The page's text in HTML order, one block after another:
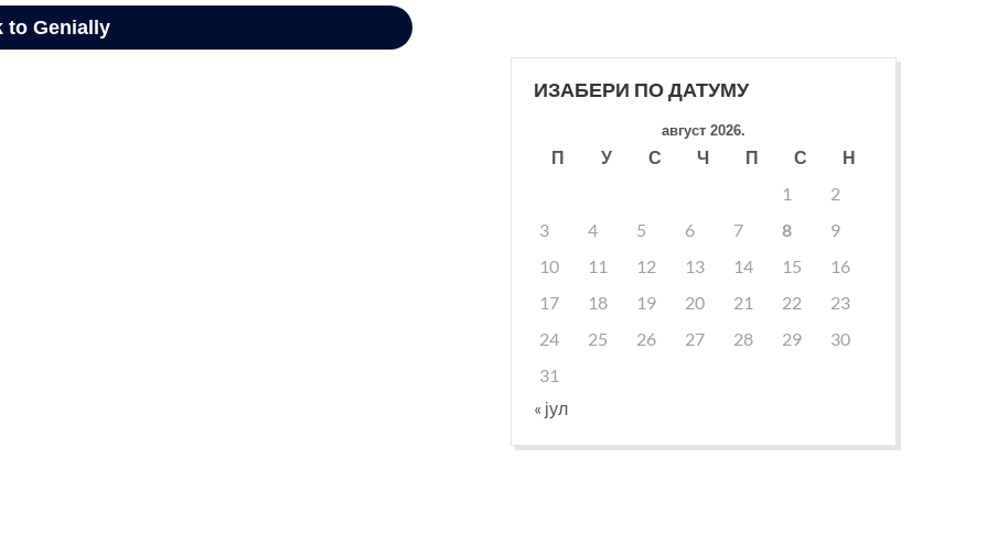
ИЗАБЕРИ ПО ДАТУМУ
август 2026.
П У С Ч П С
Н
1
2
3
4 5 6 7 8
9
10
11 12 13 14 15
16
17
18 19 20 21 22
23
24
25 26 27 28 29
30
31
« јул